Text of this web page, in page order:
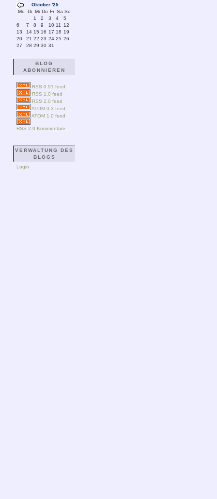
Oktober '25
Mo
Di Mi Do Fr Sa So
1
2 3 4
5
6
7 8 9 10 11
12
13
14 15 16 17 18 19
20
21 22 23 24 25 26
27
28 29 30 31
BLOG
ABONNIEREN
RSS 0.91 feed
RSS 1.0 feed
RSS 2.0 feed
ATOM 0.3 feed
ATOM 1.0 feed
RSS 2.0 Kommentare
VERWALTUNG DES
BLOGS
Login